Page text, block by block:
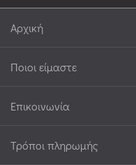
Αρχική
Ποιοι είμαστε
Επικοινωνία
Τρόποι πληρωμής